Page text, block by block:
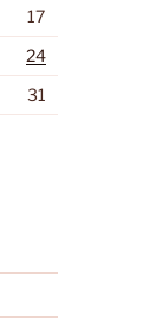
17
24
31